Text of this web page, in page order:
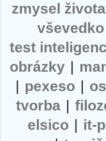
zmysel života
vševedko
test
obrázky |
| pexeso |
tvorba |
elsico | it-